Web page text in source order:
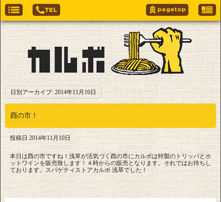
日別アーカイブ:2014年11月10日
酉の市！
投稿日 2014年11月10日
本日は酉の市ですね！浅草が活気づく酉の市にカルボは特製のトリッパとホ
ットワインを販売致します！４時からの販売となります。それではお待ちし
ております。スパゲティストアカルボ 浅草でした！